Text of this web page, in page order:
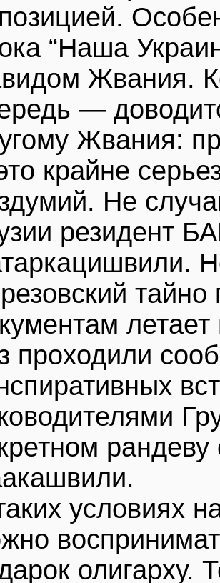
“Наша
Жвания.
—
Жвания:
крайне
Не
резидент
проходили
условиях
олигарху.